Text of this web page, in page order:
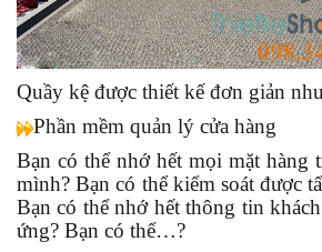
Quầy kệ được thiết kế đơn giản
Phần mềm quản lý cửa hàng
Bạn có thể nhớ hết mọi mặt hàng
mình? Bạn có thể kiểm soát được
Bạn có thể nhớ hết thông tin
ứng? Bạn có thể…?